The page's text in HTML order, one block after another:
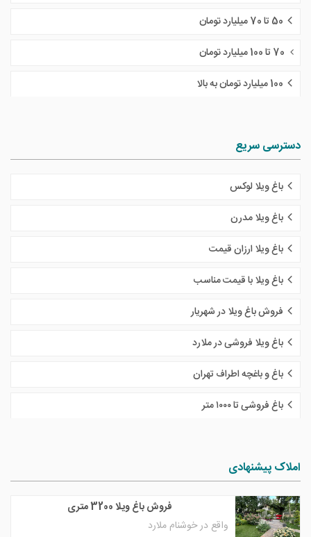
50 تا 70 میلیارد تومان
100 میلیارد تومان به بالا
دسترسی سریع
باغ ویلا لوکس
باغ ویلا مدرن
باغ ویلا ارزان قیمت
باغ ویلا با قیمت مناسب
فروش باغ ویلا در شهریار
باغ ویلا فروشی در ملارد
باغ و باغچه اطراف تهران
باغ فروشی تا ١٠٠٠ متر
املاک پیشنهادی
فروش باغ ویلا 3200 متری
واقع در خوشنام ملارد